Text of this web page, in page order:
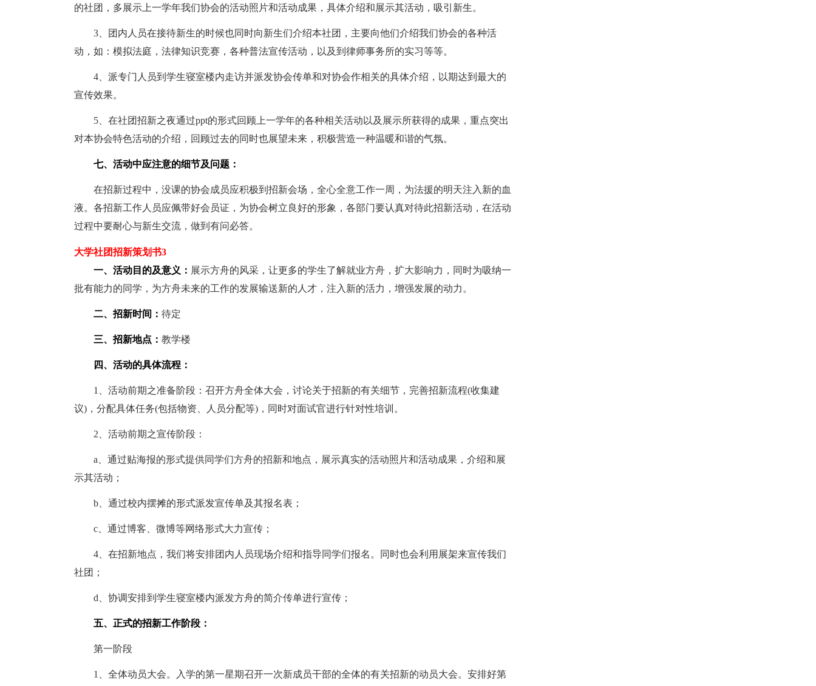
的社团，多展示上一学年我们协会的活动照片和活动成果，具体介绍和展示其活动，吸引新生。
3、团内人员在接待新生的时候也同时向新生们介绍本社团，主要向他们介绍我们协会的各种活
动，如：模拟法庭，法律知识竞赛，各种普法宣传活动，以及到律师事务所的实习等等。
4、派专门人员到学生寝室楼内走访并派发协会传单和对协会作相关的具体介绍，以期达到最大的
宣传效果。
5、在社团招新之夜通过ppt的形式回顾上一学年的各种相关活动以及展示所获得的成果，重点突出
对本协会特色活动的介绍，回顾过去的同时也展望未来，积极营造一种温暖和谐的气氛。
七、活动中应注意的细节及问题：
在招新过程中，没课的协会成员应积极到招新会场，全心全意工作一周，为法援的明天注入新的血
液。各招新工作人员应佩带好会员证，为协会树立良好的形象，各部门要认真对待此招新活动，在活动
过程中要耐心与新生交流，做到有问必答。
大学社团招新策划书3
一、活动目的及意义： 展示方舟的风采，让更多的学生了解就业方舟，扩大影响力，同时为吸纳一
批有能力的同学，为方舟未来的工作的发展输送新的人才，注入新的活力，增强发展的动力。
二、招新时间： 待定
三、招新地点： 教学楼
四、活动的具体流程：
1、活动前期之准备阶段：召开方舟全体大会，讨论关于招新的有关细节，完善招新流程(收集建
议)，分配具体任务(包括物资、人员分配等)，同时对面试官进行针对性培训。
2、活动前期之宣传阶段：
a、通过贴海报的形式提供同学们方舟的招新和地点，展示真实的活动照片和活动成果，介绍和展
示其活动；
b、通过校内摆摊的形式派发宣传单及其报名表；
c、通过博客、微博等网络形式大力宣传；
4、在招新地点，我们将安排团内人员现场介绍和指导同学们报名。同时也会利用展架来宣传我们
社团；
d、协调安排到学生寝室楼内派发方舟的简介传单进行宣传；
五、正式的招新工作阶段：
第一阶段
1、全体动员大会。入学的第一星期召开一次新成员干部的全体的有关招新的动员大会。安排好第